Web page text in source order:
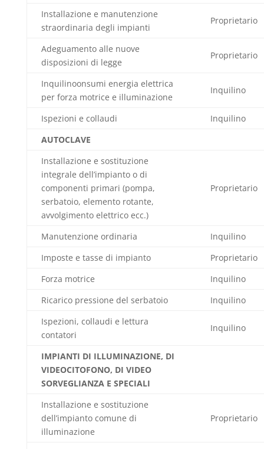
Installazione e manutenzione
straordinaria degli impianti
Proprietario
Adeguamento alle nuove
disposizioni di legge
Proprietario
Inquilinoonsumi energia elettrica
per forza motrice e illuminazione
Inquilino
Ispezioni e collaudi
Inquilino
AUTOCLAVE
Installazione e sostituzione
integrale dell’impianto o di
componenti primari (pompa,
serbatoio, elemento rotante,
avvolgimento elettrico ecc.)
Proprietario
Manutenzione ordinaria
Inquilino
Imposte e tasse di impianto
Proprietario
Forza motrice
Inquilino
Ricarico pressione del serbatoio
Inquilino
Ispezioni, collaudi e lettura
contatori
Inquilino
IMPIANTI DI ILLUMINAZIONE, DI
VIDEOCITOFONO, DI VIDEO
SORVEGLIANZA E SPECIALI
Installazione e sostituzione
dell’impianto comune di
illuminazione
Proprietario